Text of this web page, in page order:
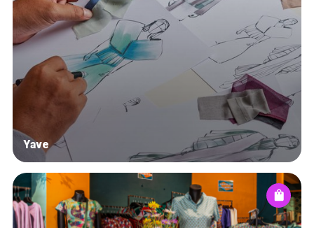
Yave